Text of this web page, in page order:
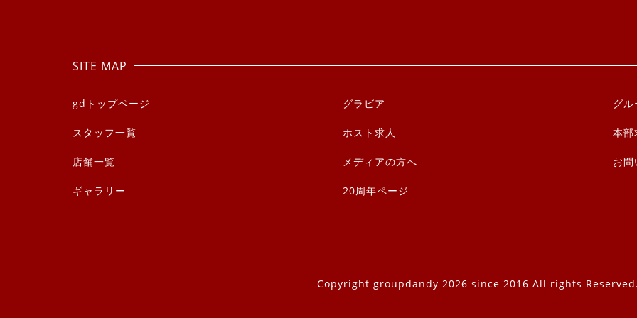
SITE MAP
gdトップページ グラビア グル
スタッフ一覧 ホスト求人 本部
店舗一覧 メディアの方へ お問
ギャラリー 20周年ページ
Copyright groupdandy 2026 since 2016 All rights Reserved.